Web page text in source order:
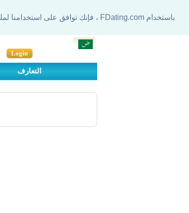
باستخدام FDating.com ، فإنك توافق على استخدامنا لملفات تعريف الارتباط لتحسين تجربتك.
Login
التعارف